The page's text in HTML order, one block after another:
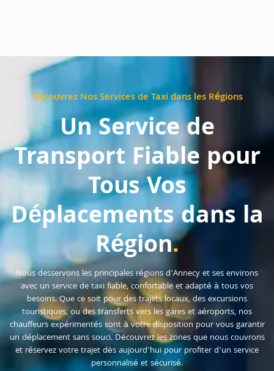
Découvrez Nos Services de Taxi dans les Régions
Un Service de
Transport Fiable pour
Tous Vos
Déplacements dans la
Région.
Nous desservons les principales régions d’Annecy et ses environs
avec un service de taxi fiable, confortable et adapté à tous vos
besoins. Que ce soit pour des trajets locaux, des excursions
touristiques, ou des transferts vers les gares et aéroports, nos
chauffeurs expérimentés sont à votre disposition pour vous garantir
un déplacement sans souci. Découvrez les zones que nous couvrons
et réservez votre trajet dès aujourd’hui pour profiter d’un service
personnalisé et sécurisé.